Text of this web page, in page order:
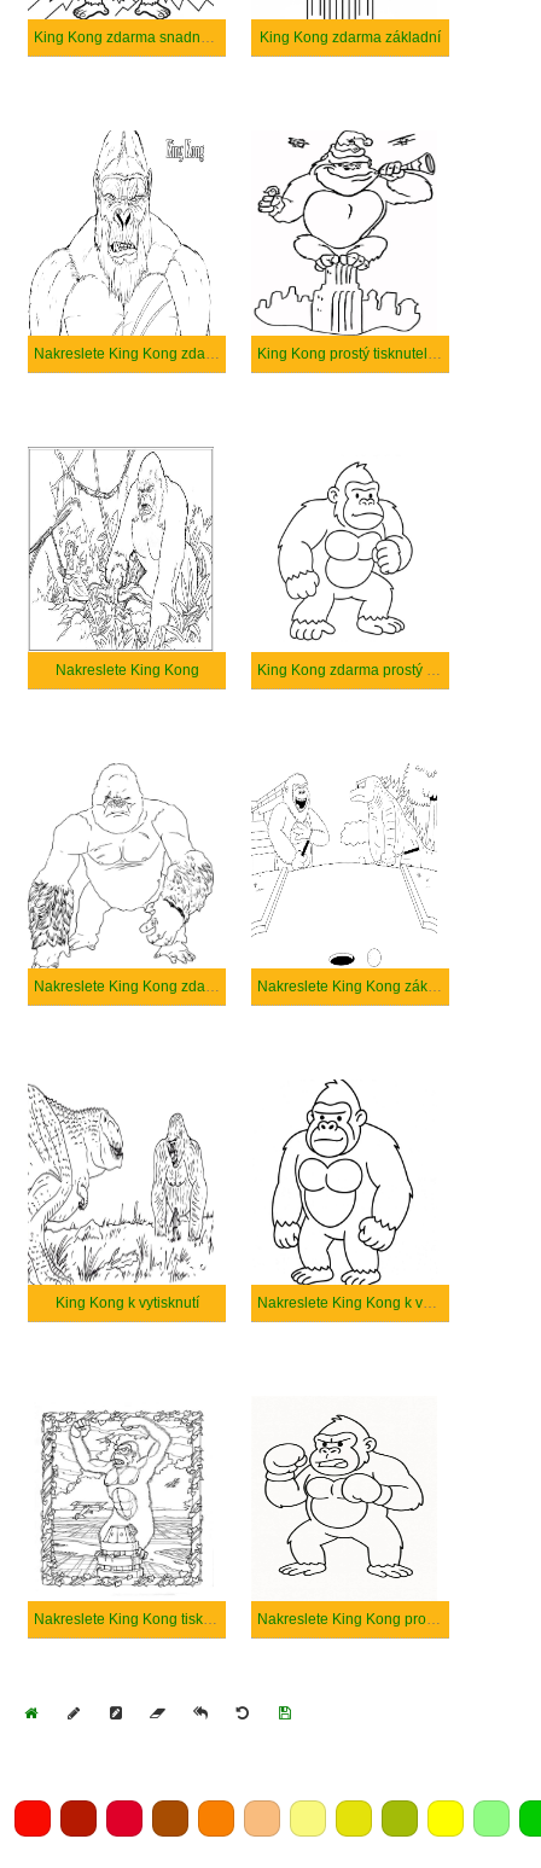
King Kong zdarma snadný tisknutelné King Kong zdarma základní
Nakreslete King Kong zdarma snadný King Kong prostý tisknutelné
Nakreslete King Kong King Kong zdarma prostý tisknutelné
Nakreslete King Kong zdarma základní tisknutelné Nakreslete King Kong základní tisknutelné
King Kong k vytisknutí Nakreslete King Kong k vytisknutí
Nakreslete King Kong tisknutelné pro děti Nakreslete King Kong prostý